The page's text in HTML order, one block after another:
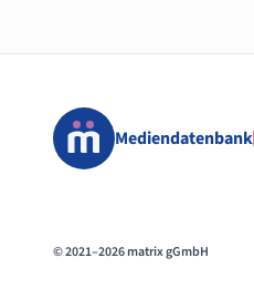
Mediendatenbank
© 2021–2026 matrix gGmbH